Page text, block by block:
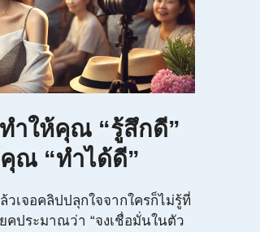
ำให้คุณ “รู้สึกดี”
ณ “ทำได้ดี”
วเจอคลิปปลุกใจจากใครก็ไม่รู้ที่
คประมาณว่า “จงเชื่อมั่นในตัว